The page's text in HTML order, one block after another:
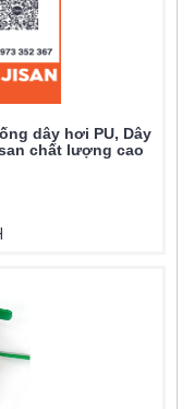
dây hơi PU, Dây
chất lượng cao